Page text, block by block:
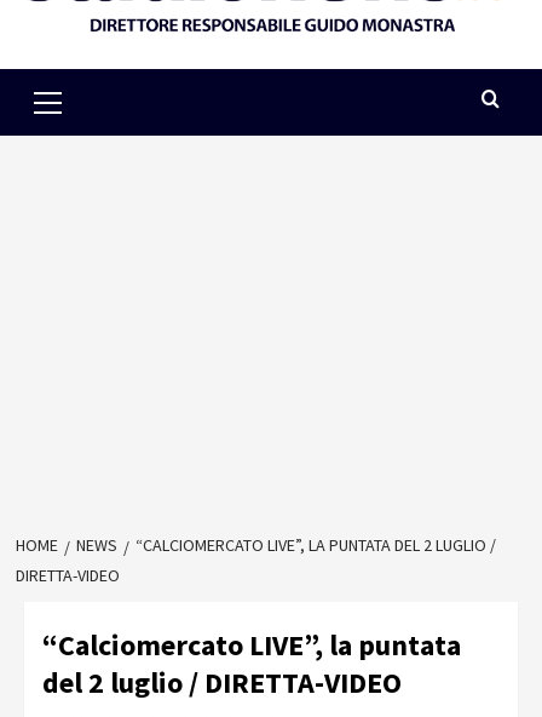
Menu
HOME NEWS
“CALCIOMERCATO LIVE”, LA PUNTATA DEL 2 LUGLIO /
DIRETTA-VIDEO
“Calciomercato LIVE”, la puntata
del 2 luglio / DIRETTA-VIDEO